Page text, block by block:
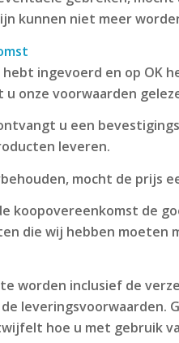
kunnen niet meer
ingevoerd en op
onze voorwaarden
u een
leveren.
mocht de prijs
koopovereenkomst de
die wij hebben moeten
worden inclusief de
hoe u met gebruik